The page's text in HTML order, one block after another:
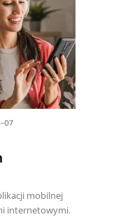
07
mobilnej
internetowymi.